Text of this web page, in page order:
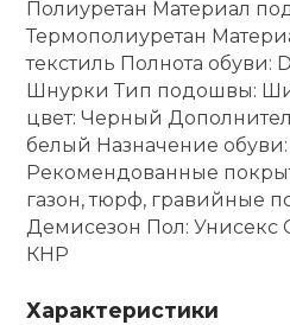
Полиуретан Материал
Термополиуретан
текстиль Полнота обуви:
Шнурки Тип подошвы:
цвет: Черный
белый Назначение обуви:
Рекомендованные
газон, тюрф, гравийные
Демисезон Пол: Унисекс
КНР
Характеристики